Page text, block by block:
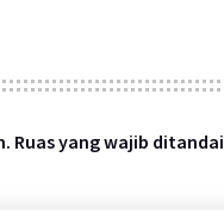
Ruas yang wajib ditandai